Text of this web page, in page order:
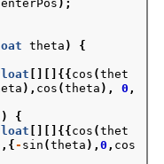
);
theta )
{
[][]{{ cos (thet
), cos (theta ), 0 ,
)
{
[][]{{ cos (thet
- sin (theta ),0 , cos